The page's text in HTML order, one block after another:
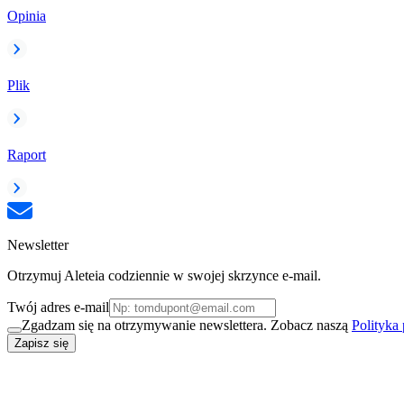
Opinia
Plik
Raport
Newsletter
Otrzymuj Aleteia codziennie w swojej skrzynce e-mail.
Twój adres e-mail
Zgadzam się na otrzymywanie newslettera. Zobacz naszą Polityka
Zapisz się